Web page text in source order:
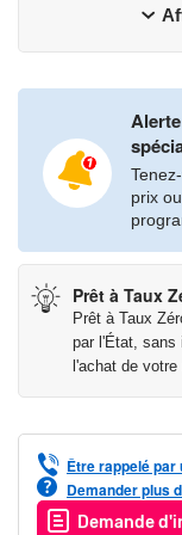
l’A43, facilitent les
Grenoble, tandis
UNE OFFRE
LES STYLES DE VIE
Implanté 145
Savoie, ce nouveau
un environnement
Depuis plus de 50
avec son concept
accessible le rêve
entrée individuelle et
pour répondre à
Tous les logements
prix
Prêt à Taux
Prêt à Taux
par l'État, sans
l'achat de
Être rappelé
Demander plus
Demande